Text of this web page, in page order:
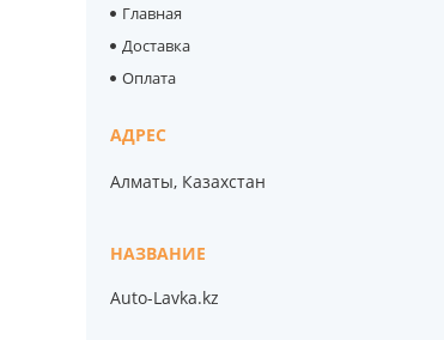
Главная
Доставка
Оплата
Алматы, Казахстан
Auto-Lavka.kz